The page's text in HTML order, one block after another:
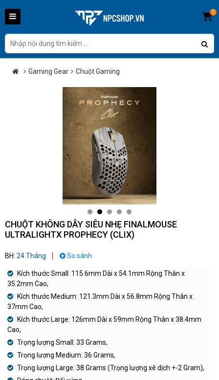
0
Gaming Gear Chuột Gaming
CHUỘT KHÔNG DÂY SIÊU NHẸ FINALMOUSE
ULTRALIGHTX PROPHECY (CLIX)
BH: 24 Tháng So sánh
Kích thước Small: 115.6mm Dài x 54.1mm Rộng Thân x
35.2mm Cao,
Kích thước Medium: 121.3mm Dài x 56.8mm Rộng Thân x
37mm Cao,
Kích thước Large: 126mm Dài x 59mm Rộng Thân x 38.4mm
Cao,
Trọng lượng Small: 33 Grams,
Trọng lượng Medium: 36 Grams,
Trọng lượng Large: 38 Grams (Trọng lượng xê dịch +-2 Gram),